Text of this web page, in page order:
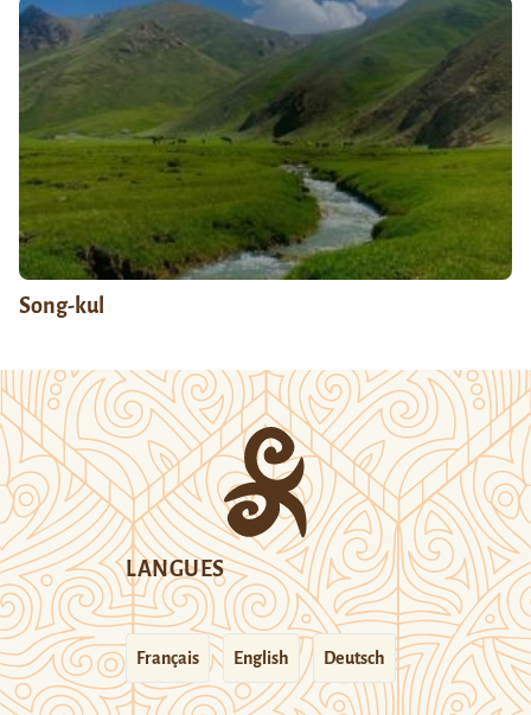
Song-kul
LANGUES
Français English Deutsch